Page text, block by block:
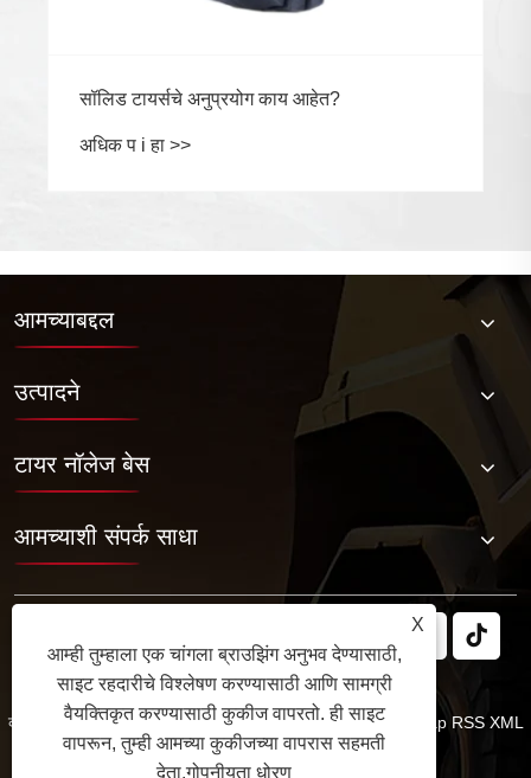
आमच्याबद्दल
उत्पादने
टायर नॉलेज बेस
आमच्याशी संपर्क साधा
कॉपीराइट © 2025 जबिल रबर कं, लि. सर्व हक्क राखीव.Links Sitemap RSS XML
गोपनीयता धोरण
X
आम्ही तुम्हाला एक चांगला ब्राउझिंग अनुभव देण्यासाठी,
साइट रहदारीचे विश्लेषण करण्यासाठी आणि सामग्री
वैयक्तिकृत करण्यासाठी कुकीज वापरतो. ही साइट
वापरून, तुम्ही आमच्या कुकीजच्या वापरास सहमती
देता.गोपनीयता धोरण